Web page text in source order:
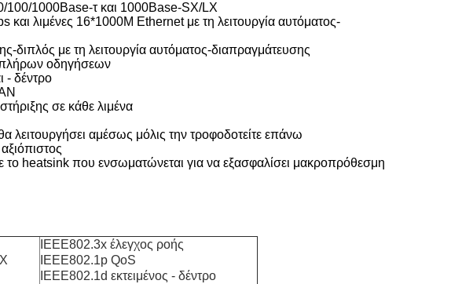
100/1000Base-τ και 1000Base-SX/LX
και λιμένες 16*1000M Ethernet με τη λειτουργία αυτόματος-
διπλός με τη λειτουργία αυτόματος-διαπραγμάτευσης
πλήρων οδηγήσεων
- δέντρο
σε κάθε λιμένα
λειτουργήσει αμέσως μόλις την τροφοδοτείτε επάνω
το heatsink που ενσωματώνεται για να εξασφαλίσει μακροπρόθεσμη
IEEE802.3x έλεγχος ροής
IEEE802.1p QoS
IEEE802.1d εκτειμένος - δέντρο